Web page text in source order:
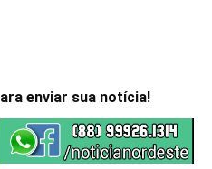
enviar sua notícia!